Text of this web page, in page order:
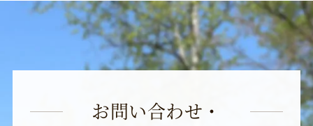
お問い合わせ・